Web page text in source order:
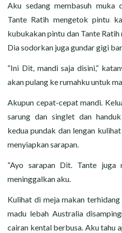
Aku sedang membasuh muka
Tante Ratih mengetok pintu
kubukakan pintu dan Tante
Dia sodorkan juga gundar gigi
“Ini Dit, mandi saja disini,”
akan pulang ke rumahku untuk
Akupun cepat-cepat mandi.
sarung dan singlet dan
kedua pundak dan lengan
menyiapkan sarapan.
“Ayo sarapan Dit. Tante juga
meninggalkan aku.
Kulihat di meja makan
madu lebah Australia
cairan kental berbusa. Aku tahu